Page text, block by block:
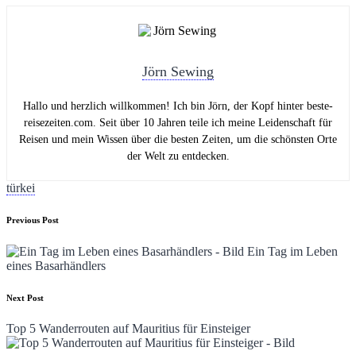
Jörn Sewing
Hallo und herzlich willkommen! Ich bin Jörn, der Kopf hinter beste-
reisezeiten.com. Seit über 10 Jahren teile ich meine Leidenschaft für
Reisen und mein Wissen über die besten Zeiten, um die schönsten Orte
der Welt zu entdecken.
Tags:
türkei
Post
navigation
Previous Post
Ein Tag im Leben
eines Basarhändlers
Next Post
Top 5 Wanderrouten auf Mauritius für Einsteiger